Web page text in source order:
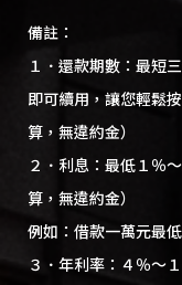
備註：
１．還款期數：最短
即可續用，讓您輕鬆
算，無違約金）
２．利息：最低１％
算，無違約金）
例如：借款一萬元最
３．年利率：４％～